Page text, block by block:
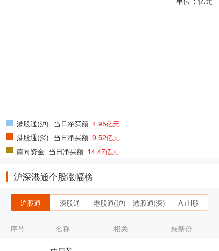
港股通(沪) 当日净买额 4.95亿元
港股通(深) 当日净买额 9.52亿元
南向资金 当日净买额 14.47亿元
沪深港通个股涨幅榜
沪股通 深股通 港股通(沪) 港股通(深) A+H股
序号 名称 相关 最新价